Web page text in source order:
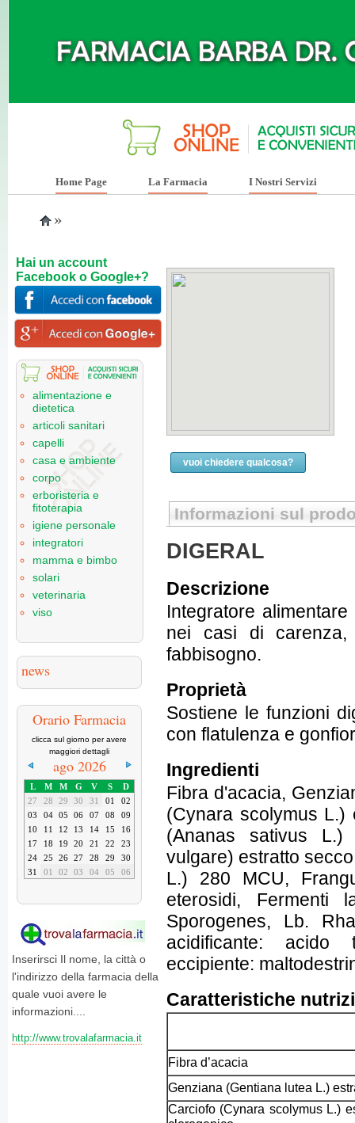
Hai un account
Facebook o Google+?
alimentazione e
dietetica
articoli sanitari
capelli
casa e ambiente
corpo
erboristeria e
fitoterapia
igiene personale
integratori
mamma e bimbo
solari
veterinaria
viso
news
Orario Farmacia
clicca sul giorno per avere
maggiori dettagli
ago 2026
L M M G V S
D
27
28 29 30 31 01
02
03
04 05 06 07 08
09
10
11 12 13 14 15
16
17
18 19 20 21 22
23
24
25 26 27 28 29
30
31
01 02 03 04 05 06
Inserirsci Il nome, la città o
l'indirizzo della farmacia della
quale vuoi avere le
informazioni....
http://www.trovalafarmacia.it
Home Page La Farmacia I Nostri Servizi
»
vuoi chiedere qualcosa?
Informazioni sul
DIGERAL
Descrizione
Integratore
nei casi di
fabbisogno.
Proprietà
Sostiene le funzioni
con flatulenza e
Ingredienti
Fibra d'acacia,
(Cynara scolymus L.)
(Ananas sativus L.)
vulgare) estratto
L.) 280 MCU,
eterosidi, Fermenti
Sporogenes, Lb.
acidificante: acido
eccipiente:
Caratteristiche
Fibra d’acacia
Genziana (Gentiana lutea L.)
Carciofo (Cynara scolymus L.)